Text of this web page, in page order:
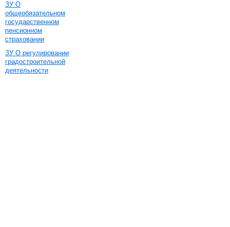
ЗУ О
общеобязательном
государственном
пенсионном
страховании
ЗУ О регулировании
градостроительной
деятельности